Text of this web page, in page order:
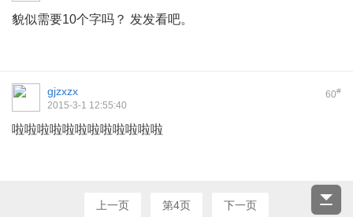
貌似需要10个字吗？ 发发看吧。
60#
gjzxzx
2015-3-1 12:55:40
啦啦啦啦啦啦啦啦啦啦啦啦
上一页 第4页 下一页